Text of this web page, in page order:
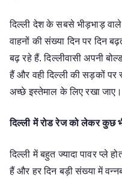
दिल्ली देश के सबसे भीड़भाड़
वाहनों की संख्या दिन पर दिन
बढ़ रहे हैं. दिल्लीवासी अपनी
हैं और वही दिल्ली की सड़कों पर
अच्छे इस्तेमाल के लिए रखा जाए।
दिल्ली में रोड रेज को लेकर कुछ
दिल्ली में बहुत ज्यादा पावर प्ले
हैं और हर दिन बड़ी संख्या में